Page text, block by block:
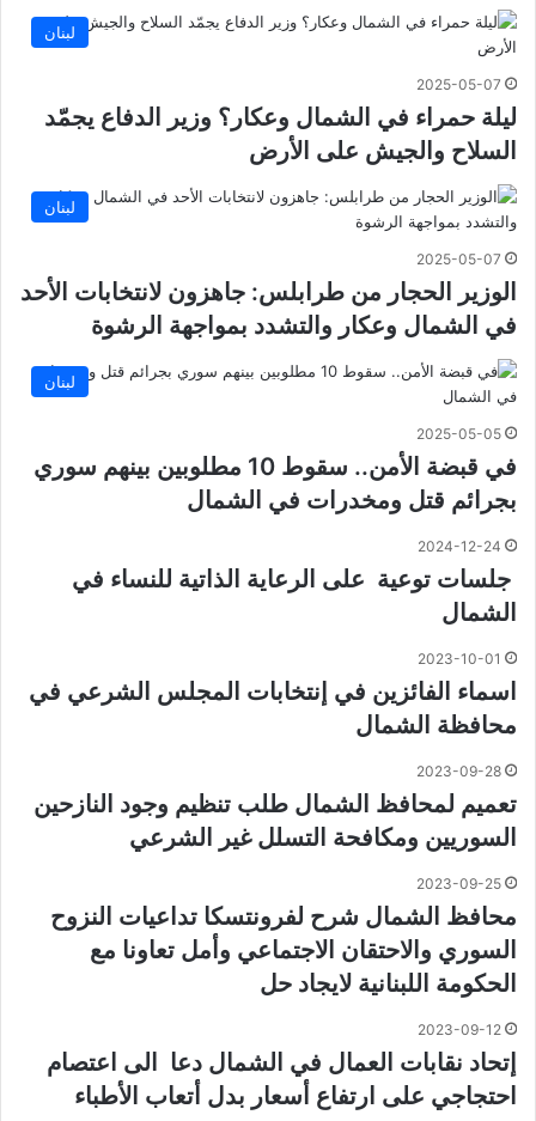
لبنان
2025-05-07
ليلة حمراء في الشمال وعكار؟ وزير الدفاع يجمّد
السلاح والجيش على الأرض
لبنان
2025-05-07
الوزير الحجار من طرابلس: جاهزون لانتخابات الأحد
في الشمال وعكار والتشدد بمواجهة الرشوة
لبنان
2025-05-05
في قبضة الأمن.. سقوط 10 مطلوبين بينهم سوري
بجرائم قتل ومخدرات في الشمال
2024-12-24
جلسات توعية على الرعاية الذاتية للنساء في
الشمال
2023-10-01
اسماء الفائزين في إنتخابات المجلس الشرعي في
محافظة الشمال
2023-09-28
تعميم لمحافظ الشمال طلب تنظيم وجود النازحين
السوريين ومكافحة التسلل غير الشرعي
2023-09-25
محافظ الشمال شرح لفرونتسكا تداعيات النزوح
السوري والاحتقان الاجتماعي وأمل تعاونا مع
الحكومة اللبنانية لايجاد حل
2023-09-12
إتحاد نقابات العمال في الشمال دعا الى اعتصام
احتجاجي على ارتفاع أسعار بدل أتعاب الأطباء